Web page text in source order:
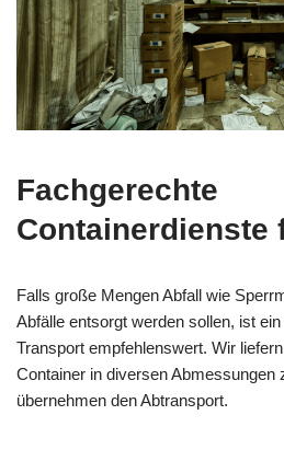
Fachgerechte
Containerdienste
Falls große Mengen Abfall wie
Abfälle entsorgt werden sollen, ist
Transport empfehlenswert. Wir
Container in diversen Abmessungen
übernehmen den Abtransport.